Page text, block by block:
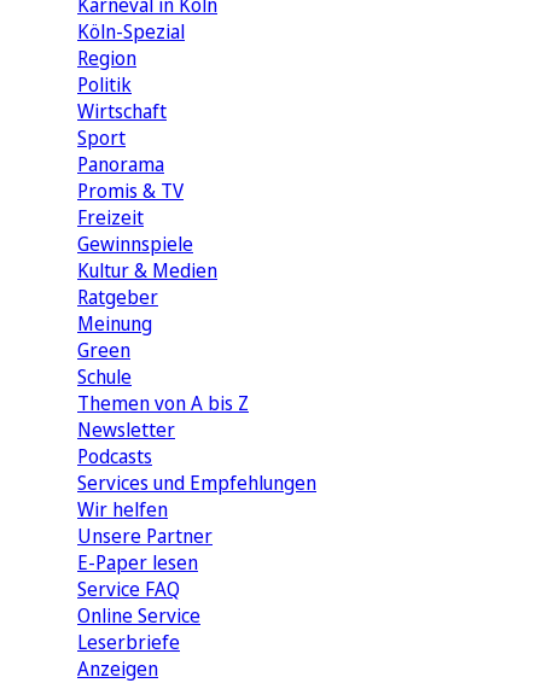
Köln-Spezial
Region
Politik
Wirtschaft
Sport
Panorama
Promis & TV
Freizeit
Gewinnspiele
Kultur & Medien
Ratgeber
Meinung
Green
Schule
Themen von A bis Z
Newsletter
Podcasts
Services und Empfehlungen
Wir helfen
Unsere Partner
E-Paper lesen
Service FAQ
Online Service
Leserbriefe
Anzeigen